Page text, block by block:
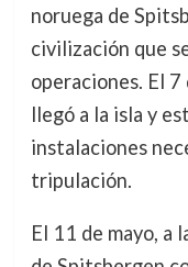
noruega de
civilización que
operaciones. El
llegó a la isla y
instalaciones
tripulación.
El 11 de mayo, a